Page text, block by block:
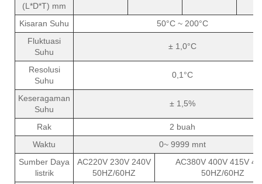
(L*D*T) mm
Kisaran Suhu
50°C ~ 200°C
Fluktuasi
Suhu
± 1,0°C
Resolusi
Suhu
0,1°C
Keseragaman
Suhu
± 1,5%
Rak
2 buah
Waktu
0~ 9999 mnt
Sumber Daya
listrik
AC220V 230V 240V
50HZ/60HZ
AC380V 400V 415V
50HZ/60HZ